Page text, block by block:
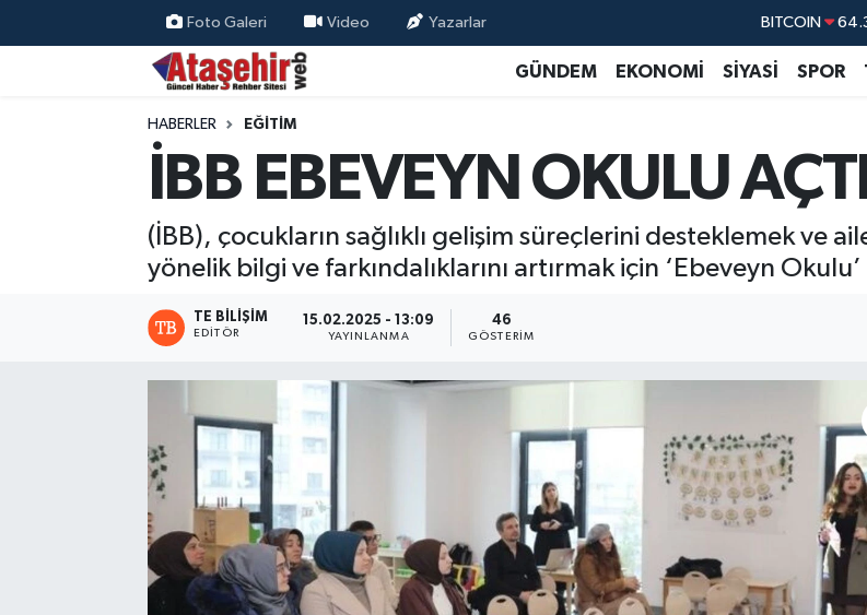
Foto Galeri Video Yazarlar DOLAR
EURO
GÜNDEM EKONOMİ SİYASİ SPOR
HABERLER EĞİTİM
İBB EBEVEYN OKULU AÇTI
(İBB), çocukların sağlıklı gelişim süreçlerini desteklemek ve
yönelik bilgi ve farkındalıklarını artırmak için ‘Ebeveyn Okulu’
TE BILIŞIM
EDITÖR
15.02.2025 - 13:09
YAYINLANMA
46
GÖSTERIM
Hava Durumu
Trafik Durumu
Süper Lig Puan Durumu ve Fikstür
Tüm Manşetler
Son Dakika Haberleri